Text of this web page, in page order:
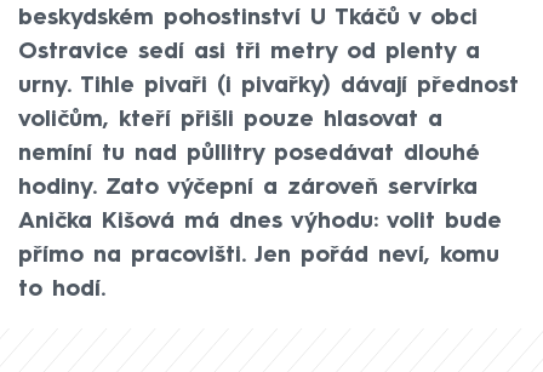
beskydském pohostinství U Tkáčů v obci
Ostravice sedí asi tři metry od plenty a
urny. Tihle pivaři (i pivařky) dávají přednost
voličům, kteří přišli pouze hlasovat a
nemíní tu nad půllitry posedávat dlouhé
hodiny. Zato výčepní a zároveň servírka
Anička Kišová má dnes výhodu: volit bude
přímo na pracovišti. Jen pořád neví, komu
to hodí.